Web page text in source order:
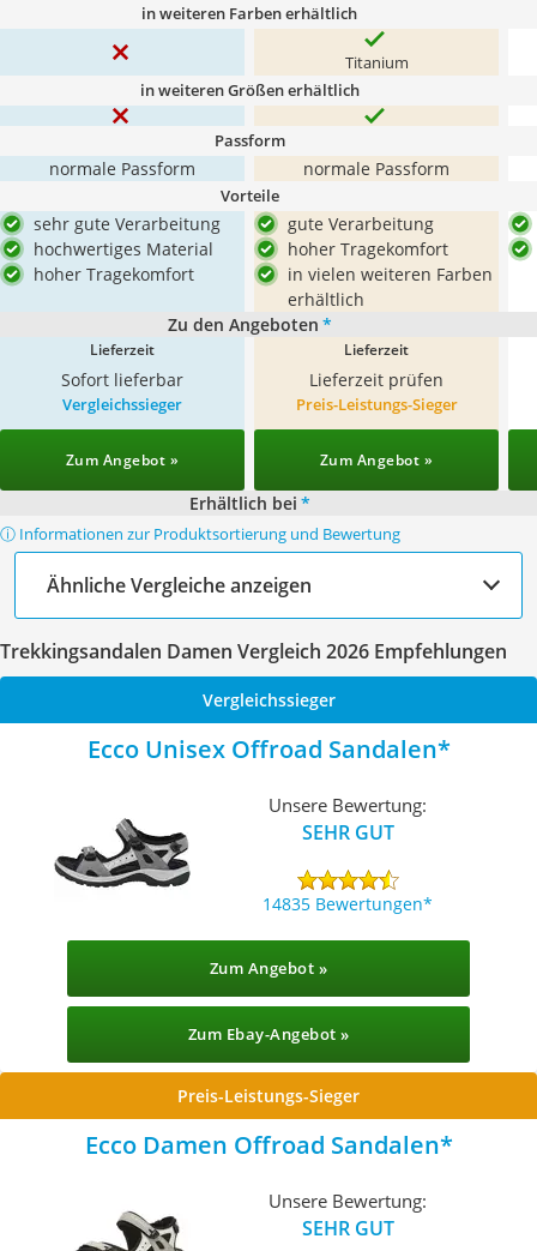
in weiteren Farben erhältlich
Titanium
in weiteren Größen erhältlich
Passform
normale Passform normale Passform
Vorteile
sehr gute Verarbeitung
hochwertiges Material
hoher Tragekomfort
gute Verarbeitung
hoher Tragekomfort
in vielen weiteren Farben
erhältlich
Zu den Angeboten *
Lieferzeit
Sofort lieferbar
Lieferzeit
Lieferzeit prüfen
Vergleichssieger
Zum Angebot »
Preis-Leistungs-Sieger
Zum Angebot »
Erhältlich bei *
ⓘ Informationen zur Produktsortierung und Bewertung
Ähnliche Vergleiche anzeigen
Trekkingsandalen Damen Vergleich 2026 Empfehlungen
Vergleichssieger
Ecco Unisex Offroad Sandalen
Unsere Bewertung:
SEHR GUT
14835 Bewertungen
Zum Angebot »
Zum Ebay-Angebot »
Preis-Leistungs-Sieger
Ecco Damen Offroad Sandalen
Unsere Bewertung:
SEHR GUT